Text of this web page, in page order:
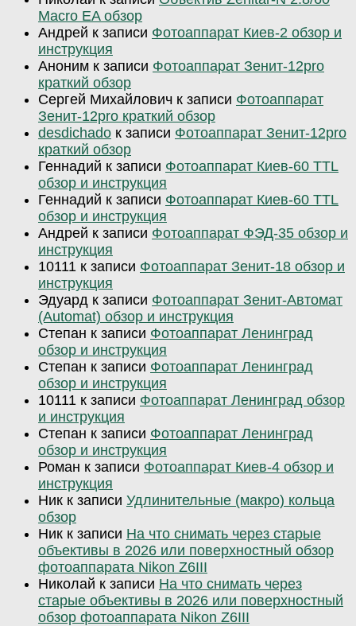
Macro EA обзор
Андрей к записи Фотоаппарат Киев-2 обзор и
инструкция
Аноним к записи Фотоаппарат Зенит-12pro
краткий обзор
Сергей Михайлович к записи Фотоаппарат
Зенит-12pro краткий обзор
desdichado к записи Фотоаппарат Зенит-12pro
краткий обзор
Геннадий к записи Фотоаппарат Киев-60 TTL
обзор и инструкция
Геннадий к записи Фотоаппарат Киев-60 TTL
обзор и инструкция
Андрей к записи Фотоаппарат ФЭД-35 обзор и
инструкция
10111 к записи Фотоаппарат Зенит-18 обзор и
инструкция
Эдуард к записи Фотоаппарат Зенит-Автомат
(Automat) обзор и инструкция
Степан к записи Фотоаппарат Ленинград
обзор и инструкция
Степан к записи Фотоаппарат Ленинград
обзор и инструкция
10111 к записи Фотоаппарат Ленинград обзор
и инструкция
Степан к записи Фотоаппарат Ленинград
обзор и инструкция
Роман к записи Фотоаппарат Киев-4 обзор и
инструкция
Ник к записи Удлинительные (макро) кольца
обзор
Ник к записи На что снимать через старые
объективы в 2026 или поверхностный обзор
фотоаппарата Nikon Z6III
Николай к записи На что снимать через
старые объективы в 2026 или поверхностный
обзор фотоаппарата Nikon Z6III